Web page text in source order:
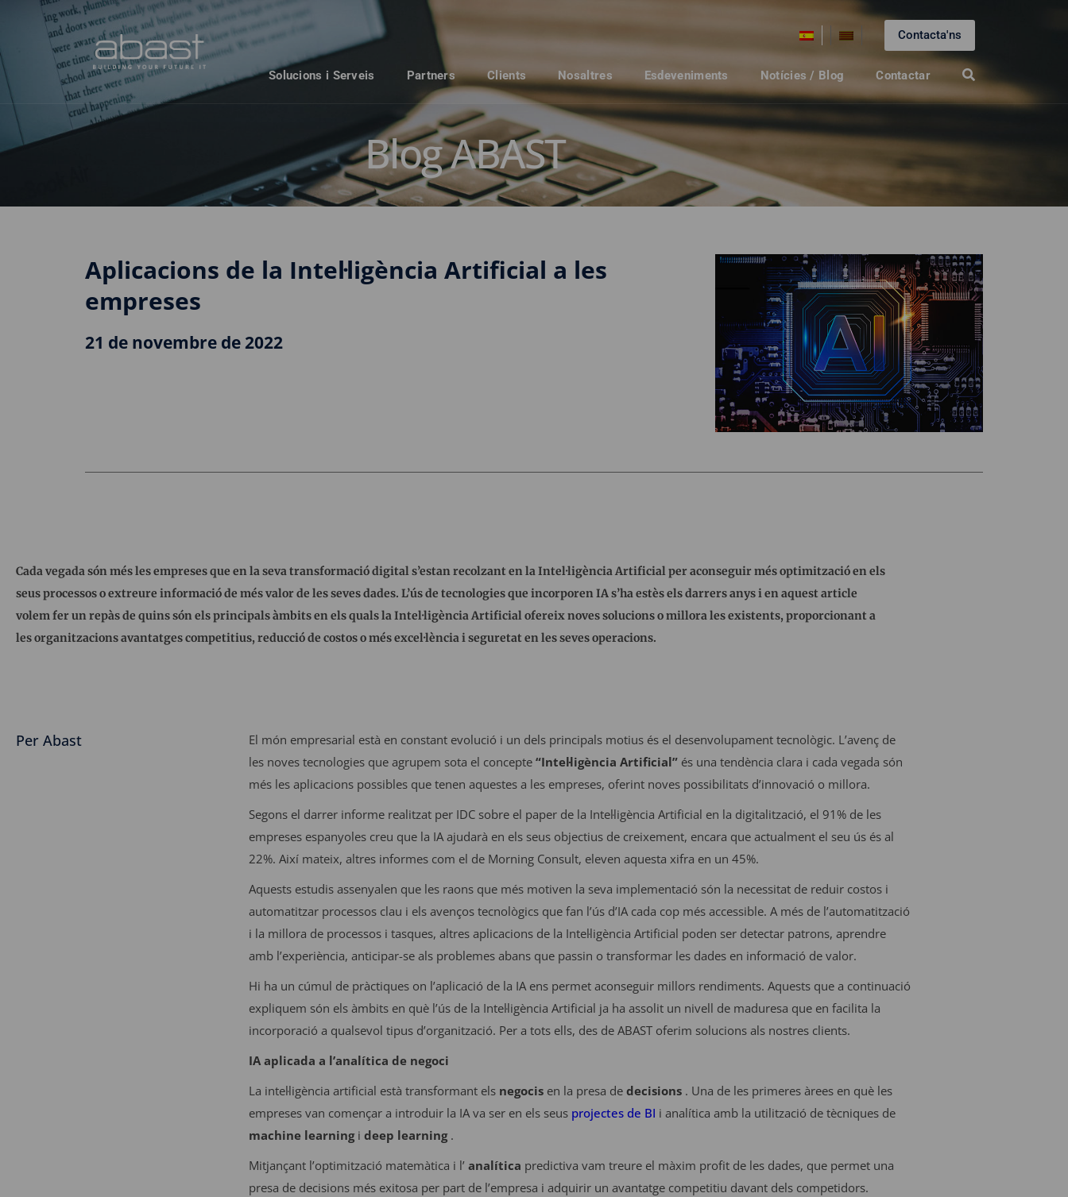
Contacta'ns
Solucions i Serveis Partners Clients Nosaltres Esdeveniments Notícies / Blog Contactar
Blog ABAST
Aplicacions de la Intel·ligència Artificial a les
empreses
21 de novembre de 2022
Cada vegada són més les empreses que en la seva transformació digital s’estan recolzant en la Intel·ligència Artificial per aconseguir més optimització en els
seus processos o extreure informació de més valor de les seves dades. L’ús de tecnologies que incorporen IA s’ha estès els darrers anys i en aquest article
volem fer un repàs de quins són els principals àmbits en els quals la Intel·ligència Artificial ofereix noves solucions o millora les existents, proporcionant a
les organitzacions avantatges competitius, reducció de costos o més excel·lència i seguretat en les seves operacions.
Per Abast
El món empresarial està en constant evolució i un dels principals motius és el desenvolupament tecnològic. L’avenç de
les noves tecnologies que agrupem sota el concepte “Intel·ligència Artificial”és una tendència clara i cada vegada són
més les aplicacions possibles que tenen aquestes a les empreses, oferint noves possibilitats d’innovació o millora.
Segons el darrer informe realitzat per IDC sobre el paper de la Intel·ligència Artificial en la digitalització, el 91% de les
empreses espanyoles creu que la IA ajudarà en els seus objectius de creixement, encara que actualment el seu ús és al
22%. Així mateix, altres informes com el de Morning Consult, eleven aquesta xifra en un 45%.
Aquests estudis assenyalen que les raons que més motiven la seva implementació són la necessitat de reduir costos i
automatitzar processos clau i els avenços tecnològics que fan l’ús d’IA cada cop més accessible. A més de l’automatització
i la millora de processos i tasques, altres aplicacions de la Intel·ligència Artificial poden ser detectar patrons, aprendre
amb l’experiència, anticipar-se als problemes abans que passin o transformar les dades en informació de valor.
Hi ha un cúmul de pràctiques on l’aplicació de la IA ens permet aconseguir millors rendiments. Aquests que a continuació
expliquem són els àmbits en què l’ús de la Intel·ligència Artificial ja ha assolit un nivell de maduresa que en facilita la
incorporació a qualsevol tipus d’organització. Per a tots ells, des de ABAST oferim solucions als nostres clients.
IA aplicada a l’analítica de negoci
La intel·ligència artificial està transformant els negocisen la presa de decisions. Una de les primeres àrees en què les
empreses van començar a introduir la IA va ser en els seus projectes de BI i analítica amb la utilització de tècniques de
machine learningi deep learning.
Mitjançant l’optimització matemàtica i l’ analítica predictiva vam treure el màxim profit de les dades, que permet una
presa de decisions més exitosa per part de l’empresa i adquirir un avantatge competitiu davant dels competidors.